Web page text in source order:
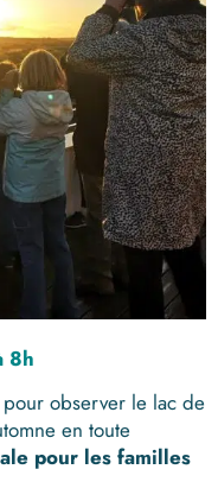
8h
pour observer le lac de
en toute
pour les familles